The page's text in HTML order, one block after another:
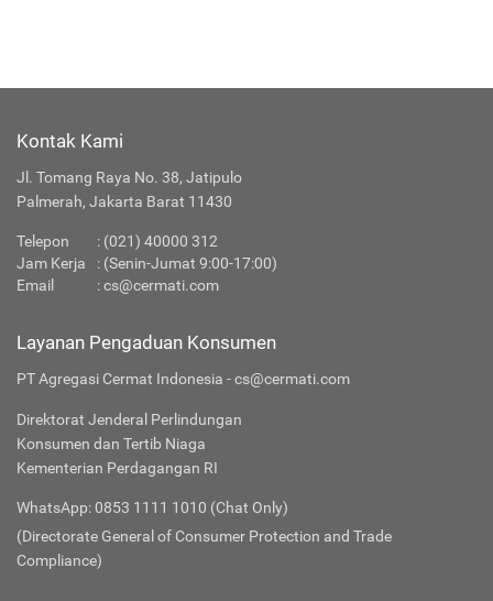
Kontak Kami
Jl. Tomang Raya No. 38, Jatipulo
Palmerah, Jakarta Barat 11430
Telepon : (021) 40000 312
Jam Kerja
: (Senin-Jumat 9:00-17:00)
Email
:cs@cermati.com
Layanan Pengaduan Konsumen
PT Agregasi Cermat Indonesia - cs@cermati.com
Direktorat Jenderal Perlindungan
Konsumen dan Tertib Niaga
Kementerian Perdagangan RI
WhatsApp: 0853 1111 1010 (Chat Only)
(Directorate General of Consumer Protection and Trade
Compliance)